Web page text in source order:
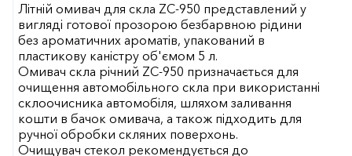
Літній омивач для скла ZC-950 представлений у
вигляді готової прозорою безбарвною рідини
без ароматичних ароматів, упакований в
пластикову каністру об'ємом 5 л.
Омивач скла річний ZC-950 призначається для
очищення автомобільного скла при використанні
склоочисника автомобіля, шляхом заливання
кошти в бачок омивача, а також підходить для
ручної обробки скляних поверхонь.
Очищувач стекол рекомендується до